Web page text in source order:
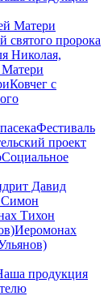
Матери
святого пророка
Николая,
Ковчег с
Фестиваль
проект
Социальное
Давид
Тихон
Иеромонах
продукция